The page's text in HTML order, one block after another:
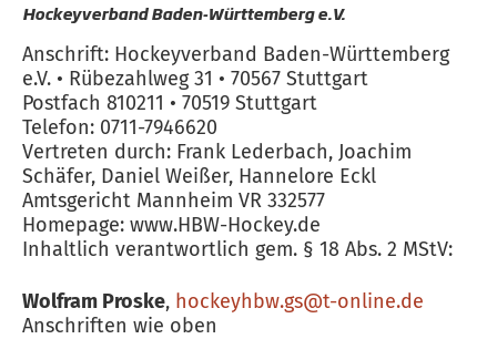
Hockeyverband Baden-Württemberg e.V.
Anschrift: Hockeyverband Baden-Württemberg
e.V. • Rübezahlweg 31 • 70567 Stuttgart
Postfach 810211 • 70519 Stuttgart
Telefon: 0711-7946620
Vertreten durch: Frank Lederbach, Joachim
Schäfer, Daniel Weißer, Hannelore Eckl
Amtsgericht Mannheim VR 332577
Homepage: www.HBW-Hockey.de
Inhaltlich verantwortlich gem. § 18 Abs. 2 MStV:
Wolfram Proske, hockeyhbw.gs@t-online.de
Anschriften wie oben